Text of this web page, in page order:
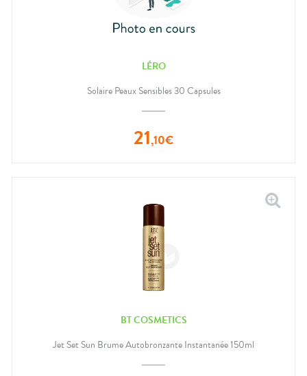
LÉRO
Solaire Peaux Sensibles 30 Capsules
21,10€
BT COSMETICS
Jet Set Sun Brume Autobronzante Instantanée 150ml